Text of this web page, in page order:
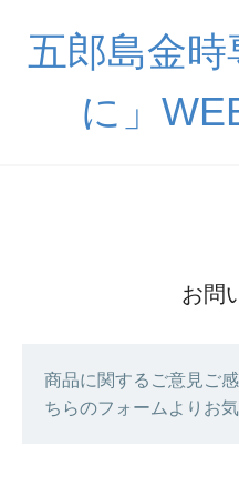
五郎島金
に」
お問
商品に関するご意見ご
ちらのフォームよりお